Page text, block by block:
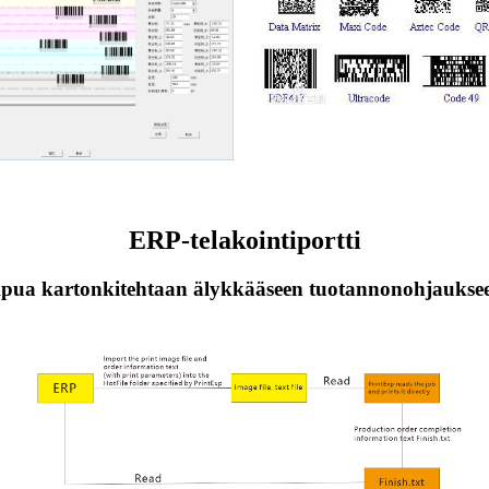
ERP-telakointiportti
kartonkitehtaan älykkääseen